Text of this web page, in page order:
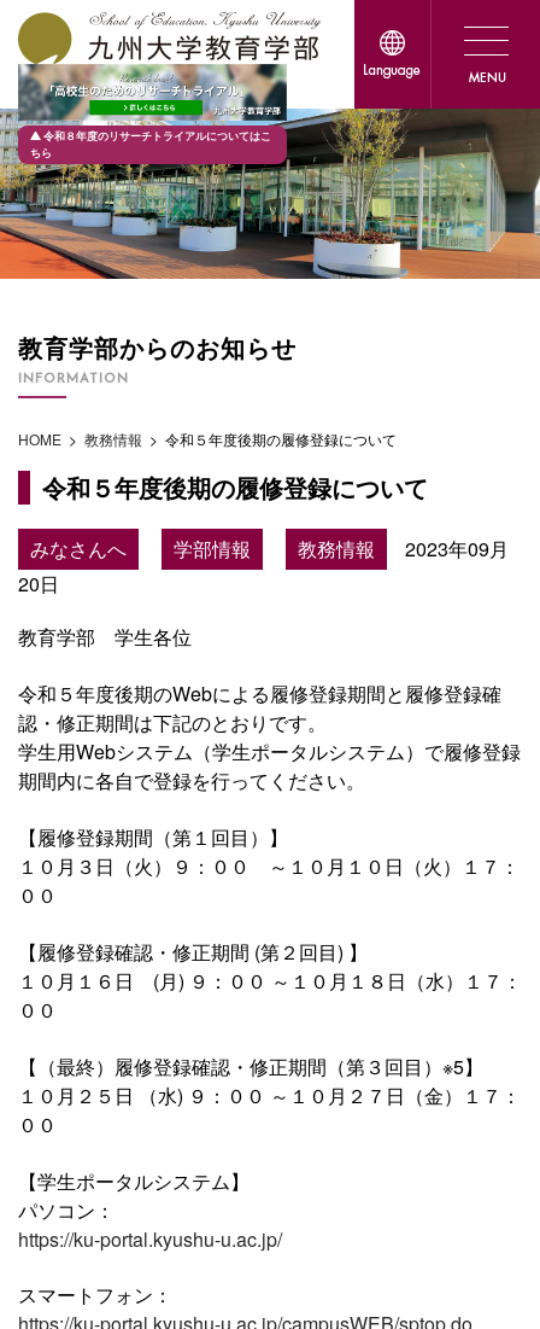
令和８年度のリサーチトライアルについてはこ
ちら
教育学部からのお知らせ
INFORMATION
HOME > 教務情報 > 令和５年度後期の履修登録について
令和５年度後期の履修登録について
みなさんへ 学部情報 教務情報
2023年09月
20日
教育学部 学生各位
令和５年度後期のWebによる履修登録期間と履修登録確
認・修正期間は下記のとおりです。
学生用Webシステム（学生ポータルシステム）で履修登録
期間内に各自で登録を行ってください。
【履修登録期間（第１回目）】
１０月３日（火）９：００ ～１０月１０日（火）１７：
００
【履修登録確認・修正期間 (第２回目) 】
１０月１６日 (月) ９：００ ～１０月１８日（水）１７：
００
【（最終）履修登録確認・修正期間（第３回目）※5】
１０月２５日 （水) ９：００ ～１０月２７日（金）１７：
００
【学生ポータルシステム】
パソコン：
https://ku-portal.kyushu-u.ac.jp/
スマートフォン：